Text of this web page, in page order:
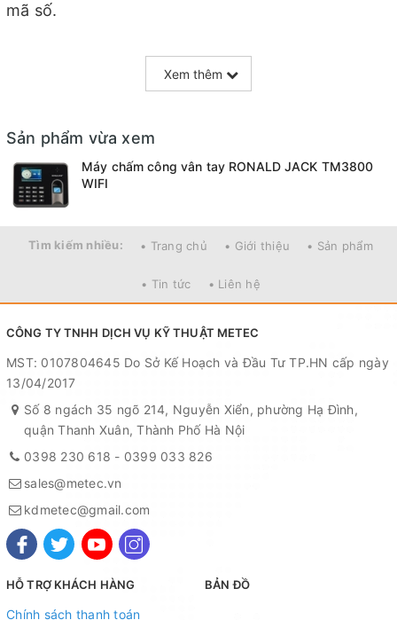
mã số.
- Kết nối với máy tính qua cổng Wifi.
- Hỗ trợ lấy dữ liệu từ xa qua Cloud.
- Lấy dữ liệu chấm công bằng Excel.
- Truy xuất dữ liệu qua máy tính & cổng USB.
- Thời gian chấm công: <0.6 giây.
- Màn hình màu 2.4 inches.
- Mắt đọc cảm biến quang học.
- Thẻ sử dụng là thẻ cảm ứng 125Khz.
- Ngôn Ngữ: Anh - Việt, ngôn ngữ khác.
- Phù hợp cho văn phòng 5-100 người.
- Nguồn điện: 5V-1A (Adapter dài 1 mét kèm
theo).
- Kích thước: 160 x 130 x 40 mm.
- Trọng lương: 600g.
Xem thêm
Sản phẩm vừa xem
Máy chấm công vân tay RONALD JACK TM3800
WIFI
Tìm kiếm nhiều: • Trang chủ • Giới thiệu • Sản phẩm
• Tin tức • Liên hệ
CÔNG TY TNHH DỊCH VỤ KỸ THUẬT METEC
MST: 0107804645 Do Sở Kế Hoạch và Đầu Tư TP.HN cấp ngày
13/04/2017
Số 8 ngách 35 ngõ 214, Nguyễn Xiển, phường Hạ Đình,
quận Thanh Xuân, Thành Phố Hà Nội
0398 230 618 - 0399 033 826
sales@metec.vn
kdmetec@gmail.com
HỖ TRỢ KHÁCH HÀNG
Chính sách thanh toán
BẢN ĐỒ